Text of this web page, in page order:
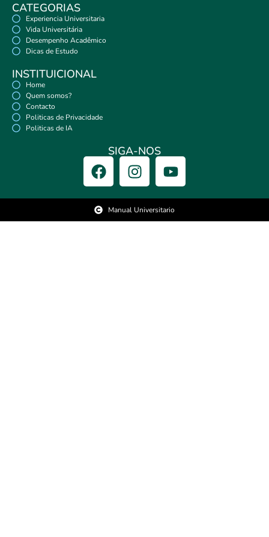
CATEGORIAS
Experiencia Universitaria
Vida Universitária
Desempenho Acadêmico
Dicas de Estudo
INSTITUICIONAL
Home
Quem somos?
Contacto
Politicas de Privacidade
Politicas de IA
SIGA-NOS
Manual Universitario